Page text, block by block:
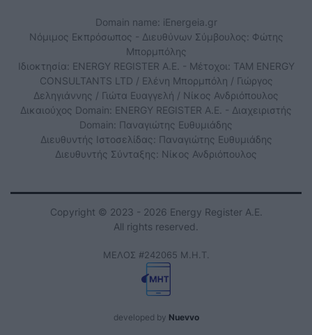
Domain name: iEnergeia.gr
Νόμιμος Εκπρόσωπος - Διευθύνων Σύμβουλος: Φώτης
Μπορμπόλης
Ιδιοκτησία: ENERGY REGISTER Α.Ε. - Μέτοχοι: TAM ENERGY
CONSULTANTS LTD / Ελένη Μπορμπόλη / Γιώργος
Δεληγιάννης / Γιώτα Ευαγγελή / Νίκος Ανδριόπουλος
Δικαιούχος Domain: ENERGY REGISTER Α.Ε. - Διαχειριστής
Domain: Παναγιώτης Ευθυμιάδης
Διευθυντής Ιστοσελίδας: Παναγιώτης Ευθυμιάδης
Διευθυντής Σύνταξης: Νίκος Ανδριόπουλος
Copyright © 2023 - 2026 Energy Register Α.Ε.
All rights reserved.
ΜΕΛΟΣ #242065 Μ.Η.Τ.
developed by Nuevvo